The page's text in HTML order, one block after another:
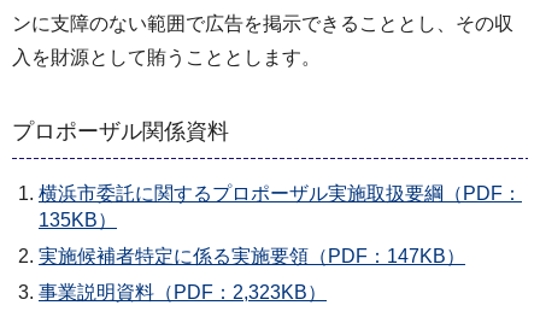
ンに支障のない範囲で広告を掲示できることとし、その収
入を財源として賄うこととします。
プロポーザル関係資料
横浜市委託に関するプロポーザル実施取扱要綱（PDF：
135KB）
実施候補者特定に係る実施要領（PDF：147KB）
事業説明資料（PDF：2,323KB）